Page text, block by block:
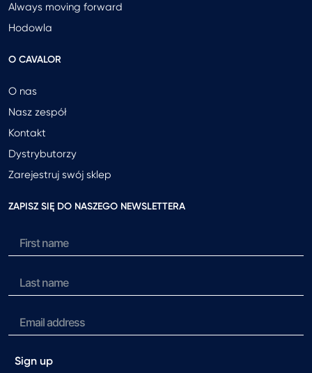
Always moving forward
Hodowla
O CAVALOR
O nas
Nasz zespół
Kontakt
Dystrybutorzy
Zarejestruj swój sklep
ZAPISZ SIĘ DO NASZEGO NEWSLETTERA
Sign up